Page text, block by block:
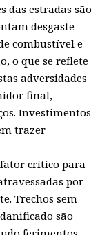
das estradas são
desgaste
combustível e
o que se reflete
adversidades
final,
Investimentos
trazer
crítico para
por
Trechos sem
são